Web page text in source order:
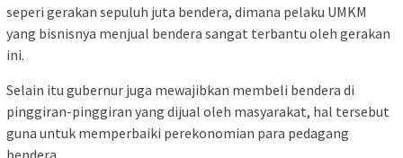
seperi gerakan sepuluh juta bendera, dimana pelaku UMKM
yang bisnisnya menjual bendera sangat terbantu oleh gerakan
ini.
Selain itu gubernur juga mewajibkan membeli bendera di
pinggiran-pinggiran yang dijual oleh masyarakat, hal tersebut
guna untuk memperbaiki perekonomian para pedagang
bendera.